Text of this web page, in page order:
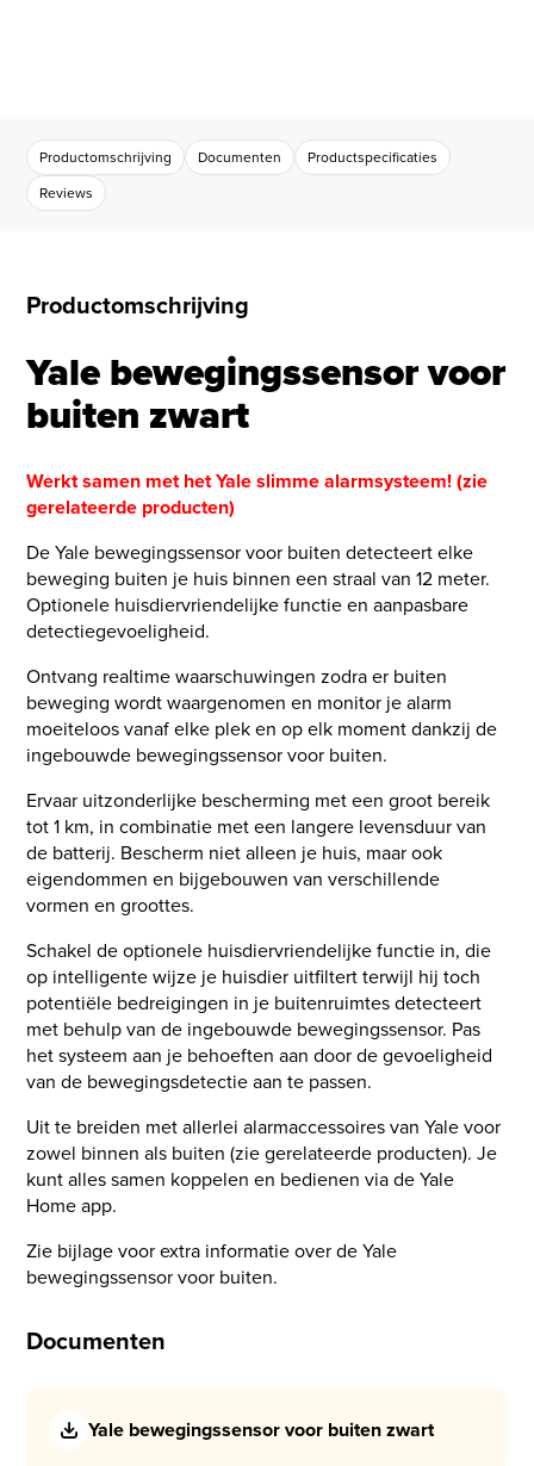
Productomschrijving Documenten
Productspecificaties
Reviews
Productomschrijving
Yale bewegingssensor voor
buiten zwart
Werkt samen met het Yale slimme alarmsysteem! (zie
gerelateerde producten)
De Yale bewegingssensor voor buiten detecteert elke
beweging buiten je huis binnen een straal van 12 meter.
Optionele huisdiervriendelijke functie en aanpasbare
detectiegevoeligheid.
Ontvang realtime waarschuwingen zodra er buiten
beweging wordt waargenomen en monitor je alarm
moeiteloos vanaf elke plek en op elk moment dankzij de
ingebouwde bewegingssensor voor buiten.
Ervaar uitzonderlijke bescherming met een groot bereik
tot 1 km, in combinatie met een langere levensduur van
de batterij. Bescherm niet alleen je huis, maar ook
eigendommen en bijgebouwen van verschillende
vormen en groottes.
Schakel de optionele huisdiervriendelijke functie in, die
op intelligente wijze je huisdier uitfiltert terwijl hij toch
potentiële bedreigingen in je buitenruimtes detecteert
met behulp van de ingebouwde bewegingssensor. Pas
het systeem aan je behoeften aan door de gevoeligheid
van de bewegingsdetectie aan te passen.
Uit te breiden met allerlei alarmaccessoires van Yale voor
zowel binnen als buiten (zie gerelateerde producten). Je
kunt alles samen koppelen en bedienen via de Yale
Home app.
Zie bijlage voor extra informatie over de Yale
bewegingssensor voor buiten.
Documenten
Yale bewegingssensor voor buiten zwart